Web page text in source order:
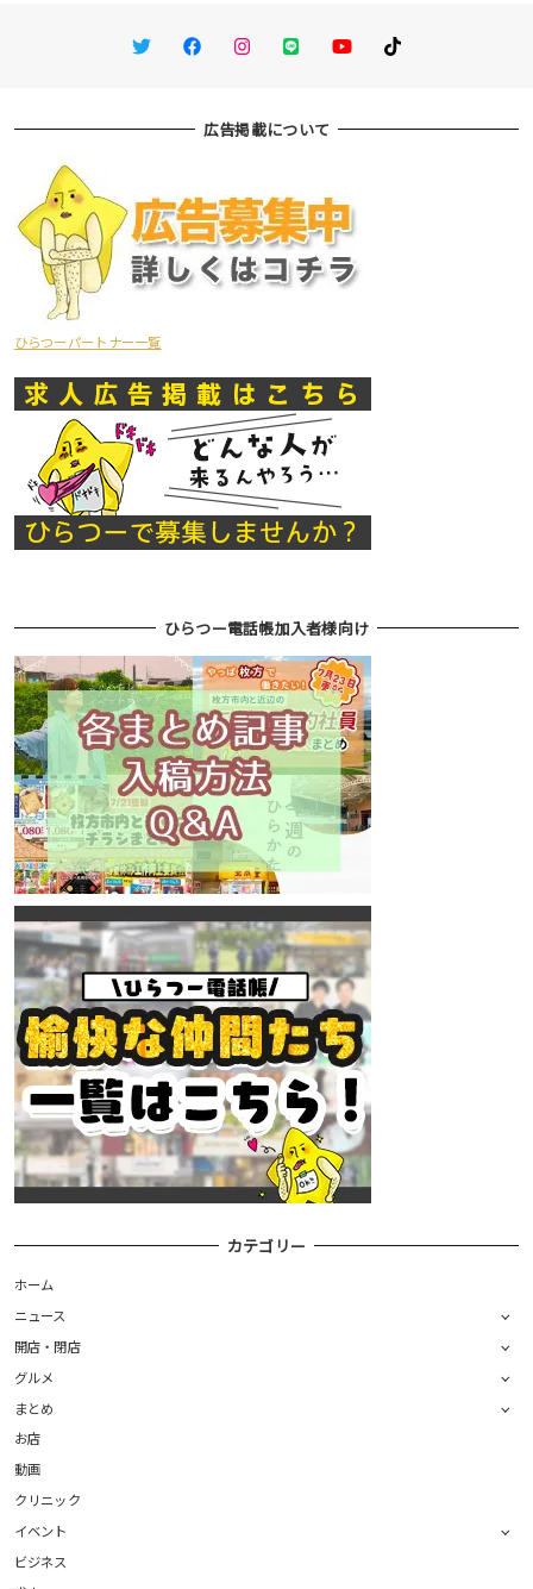
TwitterFacebookInstagram
LINE You TubeTikTok
広告掲載について
ひらつーパートナー一覧
ひらつー電話帳加入者様向け
カテゴリー
ホーム
ニュース
開店・閉店
グルメ
まとめ
お店
動画
クリニック
イベント
ビジネス